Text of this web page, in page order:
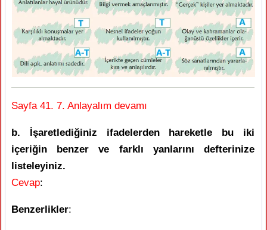
Sayfa 41. 7. Anlayalım devamı
b. İşaretlediğiniz ifadelerden hareketle bu iki
içeriğin benzer ve farklı yanlarını defterinize
listeleyiniz.
Cevap:
Benzerlikler: